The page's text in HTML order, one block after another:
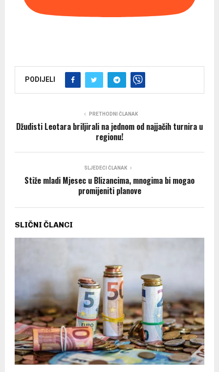
PODIJELI
PRETHODNI ČLANAK
Džudisti Leotara briljirali na jednom od najjačih turnira u
regionu!
SLJEDEĆI ČLANAK
Stiže mladi Mjesec u Blizancima, mnogima bi mogao
promijeniti planove
SLIČNI ČLANCI